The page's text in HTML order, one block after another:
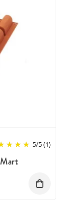
5/5(1)